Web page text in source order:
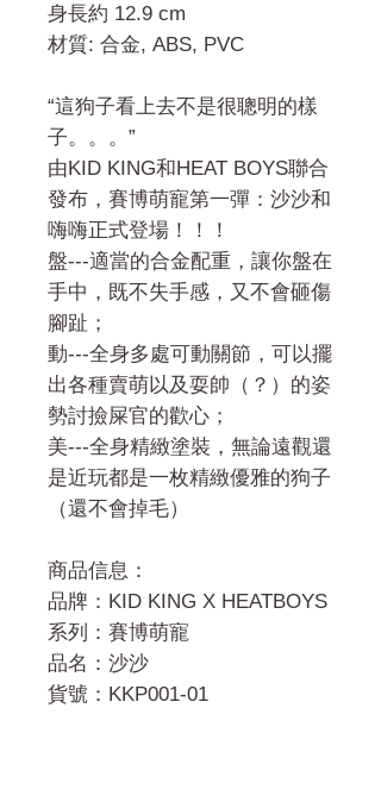
身長約 12.9 cm
材質: 合金, ABS, PVC
“這狗子看上去不是很聰明的樣
子。。。”
由KID KING和HEAT BOYS聯合
發布，賽博萌寵第一彈：沙沙和
嗨嗨正式登場！！！
盤---適當的合金配重，讓你盤在
手中，既不失手感，又不會砸傷
腳趾；
動---全身多處可動關節，可以擺
出各種賣萌以及耍帥（？）的姿
勢討撿屎官的歡心；
美---全身精緻塗裝，無論遠觀還
是近玩都是一枚精緻優雅的狗子
（還不會掉毛）
商品信息：
品牌：KID KING X HEATBOYS
系列：賽博萌寵
品名：沙沙
貨號：KKP001-01